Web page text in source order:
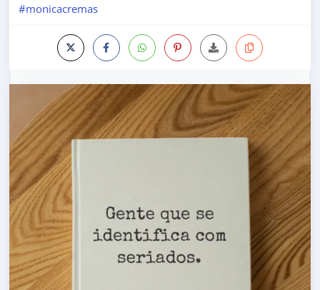
#monicacremas